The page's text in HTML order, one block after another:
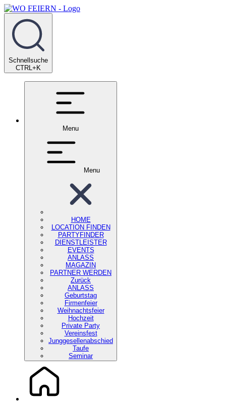
Schnellsuche
CTRL+K
Menu
Menu
HOME
LOCATION FINDEN
PARTYFINDER
DIENSTLEISTER
EVENTS
ANLASS
MAGAZIN
PARTNER WERDEN
Zurück
ANLASS
Geburtstag
Firmenfeier
Weihnachtsfeier
Hochzeit
Private Party
Vereinsfest
Junggesellenabschied
Taufe
Seminar